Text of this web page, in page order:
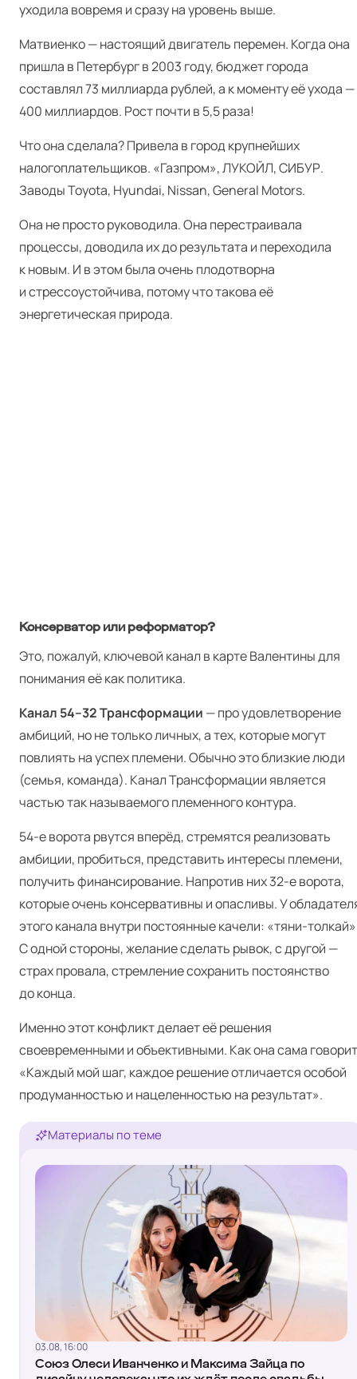
уходила вовремя и сразу на уровень выше.
Матвиенко — настоящий двигатель перемен. Когда она
пришла в Петербург в 2003 году, бюджет города
составлял 73 миллиарда рублей, а к моменту её ухода —
400 миллиардов. Рост почти в 5,5 раза!
Что она сделала? Привела в город крупнейших
налогоплательщиков. «Газпром», ЛУКОЙЛ, СИБУР.
Заводы Toy­ota, Hyundai, Nis­san, Gen­er­al Motors.
Она не просто руководила. Она перестраивала
процессы, доводила их до результата и переходила
к новым. И в этом была очень плодотворна
и стрессоустойчива, потому что такова её
энергетическая природа.
Консерватор или реформатор?
Это, пожалуй, ключевой канал в карте Валентины для
понимания её как политика.
Канал 54–32 Трансформации — про удовлетворение
амбиций, но не только личных, а тех, которые могут
повлиять на успех племени. Обычно это близкие люди
(семья, команда). Канал Трансформации является
частью так называемого племенного контура.
54‑е ворота рвутся вперёд, стремятся реализовать
амбиции, пробиться, представить интересы племени,
получить финансирование. Напротив них 32‑е ворота,
которые очень консервативны и опасливы. У
этого канала внутри постоянные качели: «тяни-
С одной стороны, желание сделать рывок, с другой —
страх провала, стремление сохранить постоянство
до конца.
Именно этот конфликт делает её решения
своевременными и объективными. Как она сама
«Каждый мой шаг, каждое решение отличается особой
продуманностью и нацеленностью на результат».
Материалы по теме
03.08, 16:00
Союз Олеси Иванченко и Максима Зайца по